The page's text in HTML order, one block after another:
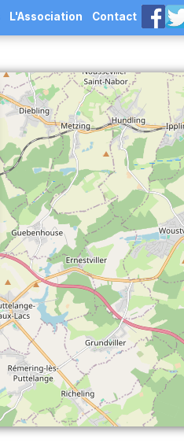
L'Association Contact